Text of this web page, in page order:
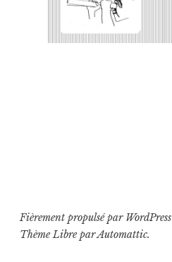
Fièrement propulsé par WordPress
Thème Libre parAutomattic.